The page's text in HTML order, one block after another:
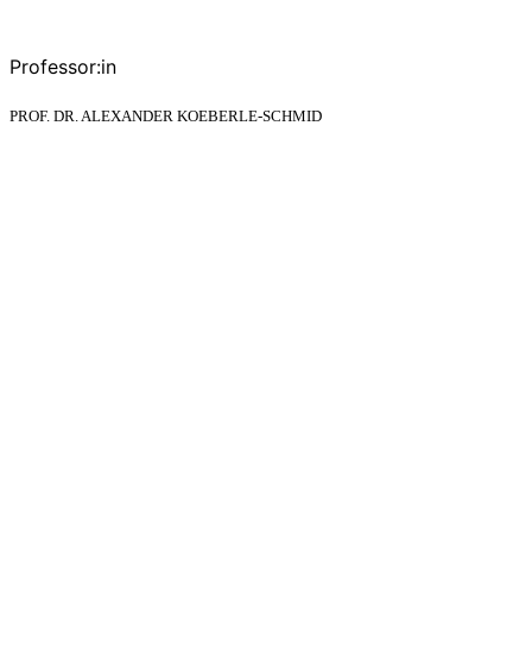
Professor:in
PROF. DR. ALEXANDER KOEBERLE-SCHMID